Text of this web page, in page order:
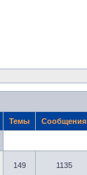
Темы Сообщения
149 1135